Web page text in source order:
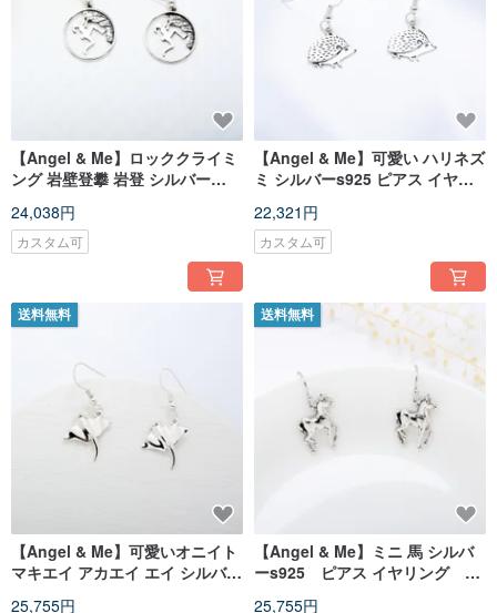
【Angel & Me】ロッククライミ
ング 岩壁登攀 岩登 シルバー
クリスマス バレンタインデー 誕
生日プレゼント
24,038円
カスタム可
【Angel & Me】可愛い ハリネズ
ミ シルバーs925 ピアス イヤリ
インデー 誕生日プレゼント
22,321円
カスタム可
送料無料
【Angel & Me】可愛いオニイト
マキエイ アカエイ エイ シルバー
25,755円
送料無料
【Angel & Me】ミニ 馬 シルバ
ーs925 ピアス イヤリング 記
25,755円